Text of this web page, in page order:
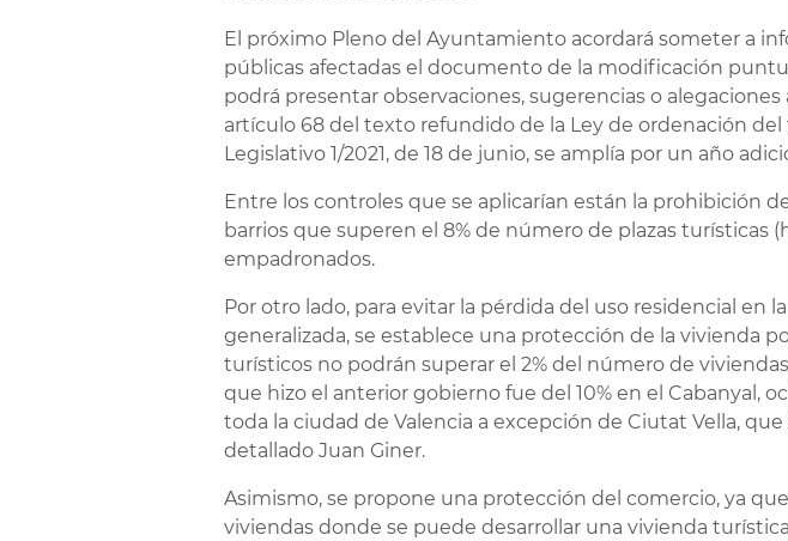
El próximo Pleno del Ayuntamiento acordará someter a
públicas afectadas el documento de la modificación
podrá presentar observaciones, sugerencias o
artículo 68 del texto refundido de la Ley de ordenación
Legislativo 1/2021, de 18 de junio, se amplía por un año
Entre los controles que se aplicarían están la prohibición
barrios que superen el 8% de número de plazas
empadronados.
Por otro lado, para evitar la pérdida del uso residencial
generalizada, se establece una protección de la vivienda
turísticos no podrán superar el 2% del número de
que hizo el anterior gobierno fue del 10% en el Cabanyal,
toda la ciudad de Valencia a excepción de Ciutat Vella,
detallado Juan Giner.
Asimismo, se propone una protección del comercio, ya
viviendas donde se puede desarrollar una vivienda